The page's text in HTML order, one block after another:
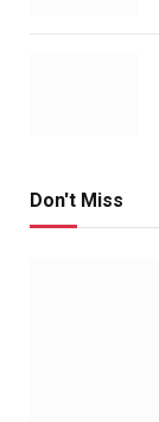
Don't Miss